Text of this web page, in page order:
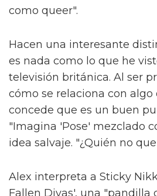
como queer".
Hacen una interesante
es nada como lo que he
televisión británica. Al ser
cómo se relaciona con algo
concede que es un buen
"Imagina 'Pose' mezclado
idea salvaje. "¿Quién no
Alex interpreta a Sticky
Fallen Divas', una "pandilla